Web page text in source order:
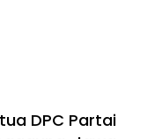
DPC Partai